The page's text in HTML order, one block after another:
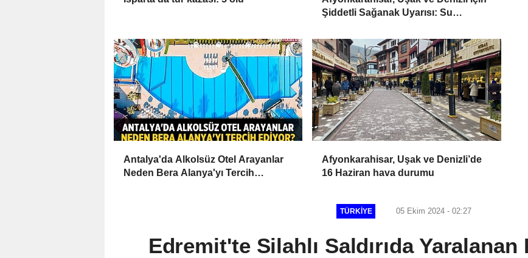
Şiddetli Sağanak Uyarısı: Su
Antalya'da Alkolsüz Otel Arayanlar
Neden Bera Alanya'yı Tercih
Afyonkarahisar, Uşak ve Denizli’de
16 Haziran hava durumu
TÜRKIYE 05 Ekim 2024 - 02:27
Edremit'te Silahlı Saldırıda Yaralanan